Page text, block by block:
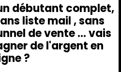
débutant complet,
liste mail , sans
de vente ... vais
de l'argent en
?